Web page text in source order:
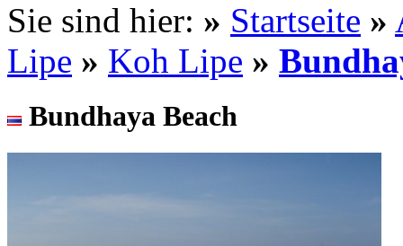
Sie sind hier: » Startseite »
Lipe » Koh Lipe »
Bundhaya Beach